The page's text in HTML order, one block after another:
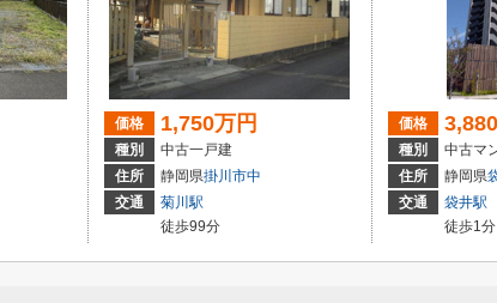
価格 1,750万円
種別
中古一戸建
住所
静岡県掛川市中
交通
菊川駅
徒歩99分
価格
種別
中古マ
住所
静岡県
交通
袋井駅
徒歩1分